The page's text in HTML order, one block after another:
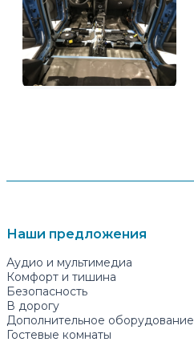
Наши предложения
Аудио и мультимедиа
Комфорт и тишина
Безопасность
В дорогу
Дополнительное оборудование
Гостевые комнаты